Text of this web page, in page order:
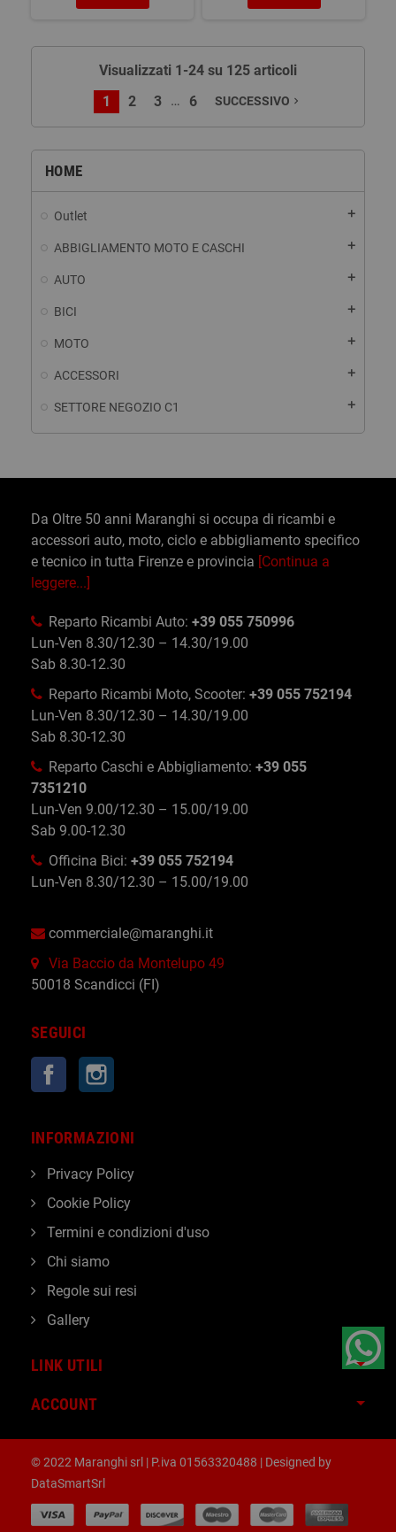
HOME
Outlet add
ABBIGLIAMENTO MOTO E CASCHI add
AUTO add
BICI add
MOTO add
ACCESSORI add
SETTORE NEGOZIO C1 add
Visualizzati 1-24 su 125 articoli
1
2 3 … 6 SUCCESSIVO navigate_next
Da Oltre 50 anni Maranghi si occupa di ricambi e
accessori auto, moto, ciclo e abbigliamento specifico
e tecnico in tutta Firenze e provincia [Continua a
leggere...]
Reparto Ricambi Auto: +39 055 750996
Lun-Ven 8.30/12.30 – 14.30/19.00
Sab 8.30-12.30
Reparto Ricambi Moto, Scooter: +39 055 752194
Lun-Ven 8.30/12.30 – 14.30/19.00
Sab 8.30-12.30
Reparto Caschi e Abbigliamento: +39 055
7351210
Lun-Ven 9.00/12.30 – 15.00/19.00
Sab 9.00-12.30
Officina Bici: +39 055 752194
Lun-Ven 8.30/12.30 – 15.00/19.00
commerciale@maranghi.it
Via Baccio da Montelupo 49
50018 Scandicci (FI)
SEGUICI
Facebook
LINK UTILI
ACCOUNT
INFORMAZIONI
Privacy Policy
Cookie Policy
Termini e condizioni d'uso
Chi siamo
Regole sui resi
Gallery
© 2022 Maranghi srl | P.iva 01563320488 | Designed by
DataSmartSrl